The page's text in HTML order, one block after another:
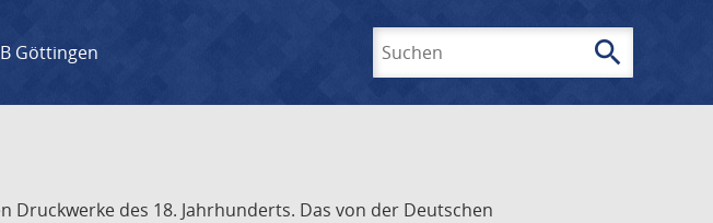
Göttingen search
des 18. Jahrhunderts. Das von der Deutschen